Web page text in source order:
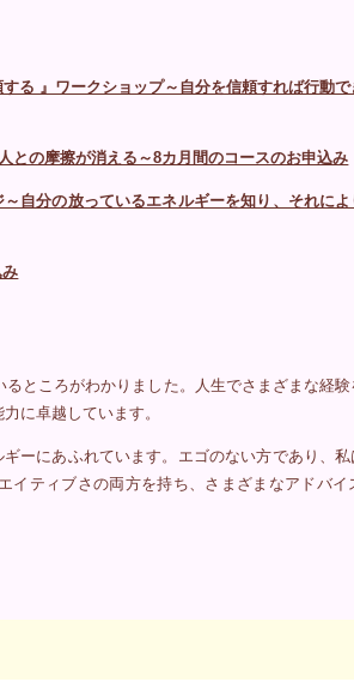
る 』ワークショップ～自分を信頼すれば行動
の摩擦が消える～8カ月間のコースのお申込み
自分の放っているエネルギーを知り、それに
ところがわかりました。人生でさまざまな経
に卓越しています。
ーにあふれています。エゴのない方であり、
ティブさの両方を持ち、さまざまなアドバイ